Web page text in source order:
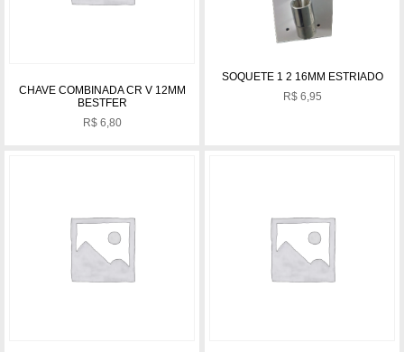
CHAVE COMBINADA CR V 12MM
BESTFER
R$6,80
SOQUETE 1 2 16MM ESTRIADO
R$6,95